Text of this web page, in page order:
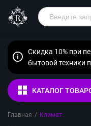
Скидка 10% при
бытовой техники
КАТАЛОГ
Главная / Климат